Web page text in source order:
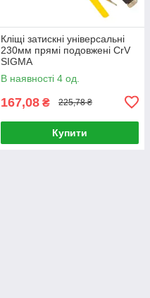
Кліщі затискні універсальні
230мм прямі подовжені CrV
SIGMA
В наявності 4 од.
167,08 ₴ 225,78 ₴
Купити